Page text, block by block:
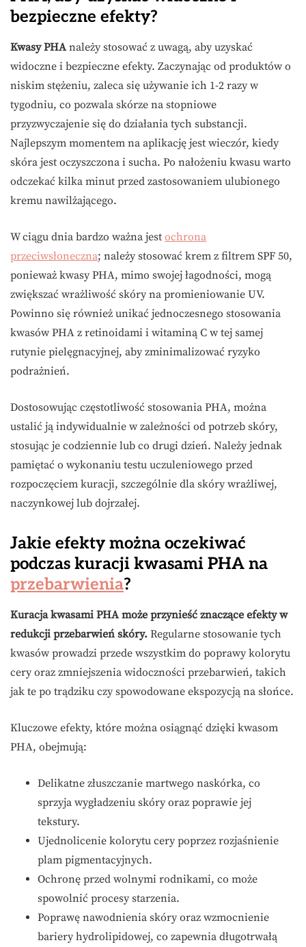
bezpieczne efekty?
Kwasy PHA należy stosować z uwagą, aby uzyskać
widoczne i bezpieczne efekty. Zaczynając od produktów o
niskim stężeniu, zaleca się używanie ich 1-2 razy w
tygodniu, co pozwala skórze na stopniowe
przyzwyczajenie się do działania tych substancji.
Najlepszym momentem na aplikację jest wieczór, kiedy
skóra jest oczyszczona i sucha. Po nałożeniu kwasu warto
odczekać kilka minut przed zastosowaniem ulubionego
kremu nawilżającego.
W ciągu dnia bardzo ważna jest ochrona
przeciwsłoneczna; należy stosować krem z filtrem SPF 50,
ponieważ kwasy PHA, mimo swojej łagodności, mogą
zwiększać wrażliwość skóry na promieniowanie UV.
Powinno się również unikać jednoczesnego stosowania
kwasów PHA z retinoidami i witaminą C w tej samej
rutynie pielęgnacyjnej, aby zminimalizować ryzyko
podrażnień.
Dostosowując częstotliwość stosowania PHA, można
ustalić ją indywidualnie w zależności od potrzeb skóry,
stosując je codziennie lub co drugi dzień. Należy jednak
pamiętać o wykonaniu testu uczuleniowego przed
rozpoczęciem kuracji, szczególnie dla skóry wrażliwej,
naczynkowej lub dojrzałej.
Jakie efekty można oczekiwać
podczas kuracji kwasami PHA na
przebarwienia?
Kuracja kwasami PHA może przynieść znaczące efekty w
redukcji przebarwień skóry. Regularne stosowanie tych
kwasów prowadzi przede wszystkim do poprawy kolorytu
cery oraz zmniejszenia widoczności przebarwień, takich
jak te po trądziku czy spowodowane ekspozycją na słońce.
Kluczowe efekty, które można osiągnąć dzięki kwasom
PHA, obejmują:
Delikatne złuszczanie martwego naskórka, co
sprzyja wygładzeniu skóry oraz poprawie jej
tekstury.
Ujednolicenie kolorytu cery poprzez rozjaśnienie
plam pigmentacyjnych.
Ochronę przed wolnymi rodnikami, co może
spowolnić procesy starzenia.
Poprawę nawodnienia skóry oraz wzmocnienie
bariery hydrolipidowej, co zapewnia długotrwałą